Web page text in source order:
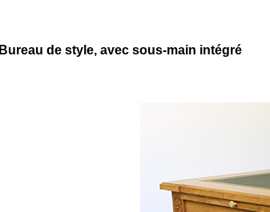
Bureau de style, avec sous-main intégré